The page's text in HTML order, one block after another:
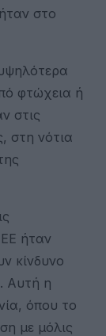
στο
φτώχεια ή
στις
στη νότια
ήταν
κίνδυνο
Αυτή η
όπου το
με μόλις